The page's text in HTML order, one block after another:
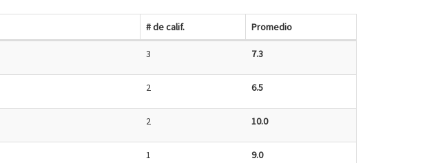
# de calif. Promedio
3 7.3
2 6.5
2 10.0
1 9.0